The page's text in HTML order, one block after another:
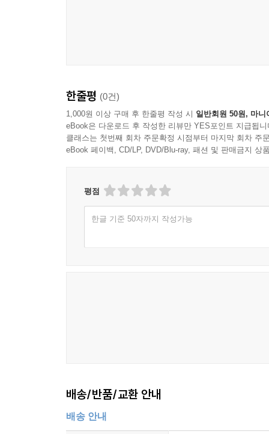
--- pp.374~375
한줄평 (0건)
1,000원 이상 구매 후 한줄평 작성 시 일반회원 50원, 마니
eBook은 다운로드 후 작성한 리뷰만 YES포인트 지급됩니
클래스는 첫번째 회차 주문확정 시점부터 마지막 회차 주
eBook 페이백, CD/LP, DVD/Blu-ray, 패션 및 판매금지 상
평점
한글 기준 50자까지 작성가능
배송/반품/교환 안내
배송 안내